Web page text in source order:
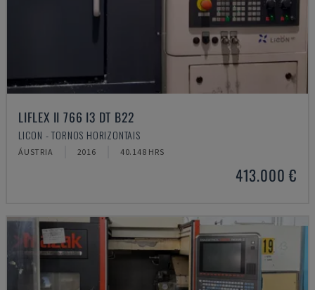
LIFLEX II 766 I3 DT B22
LICON - TORNOS HORIZONTAIS
ÁUSTRIA 2016 40.148 HRS
413.000 €